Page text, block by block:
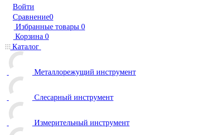
Войти
Сравнение0
Избранные товары 0
Корзина 0
Каталог
Металлорежущий инструмент
Слесарный инструмент
Измерительный инструмент